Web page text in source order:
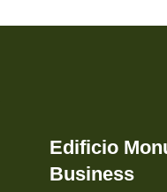
Edificio
Business